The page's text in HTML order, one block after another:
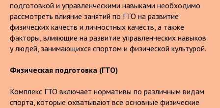
подготовкой и управленческими навыками необходимо
рассмотреть влияние занятий по ГТО на развитие
физических качеств и личностных качеств, а также
факторы, влияющие на развитие управленческих навыков
у людей, занимающихся спортом и физической культурой.
Физическая подготовка (ГТО)
Комплекс ГТО включает нормативы по различным видам
спорта, которые охватывают все основные физические